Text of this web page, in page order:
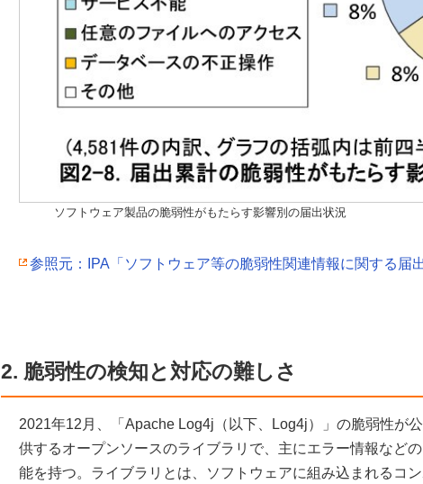
ソフトウェア製品の脆弱性がもたらす影響別の届出状況
参照元：IPA「ソフトウェア等の脆弱性関連情報に関する届出
2. 脆弱性の検知と対応の難しさ
2021年12月、「Apache Log4j（以下、Log4j）」の脆弱性が
供するオープンソースのライブラリで、主にエラー情報など
能を持つ。ライブラリとは、ソフトウェアに組み込まれるコ